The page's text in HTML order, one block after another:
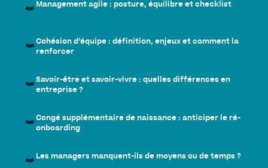
Management agile : posture, équilibre et checklist
Cohésion d’équipe : définition, enjeux et comment la
renforcer
Savoir-être et savoir-vivre : quelles différences en
entreprise ?
Congé supplémentaire de naissance : anticiper le ré-
onboarding
Les managers manquent-ils de moyens ou de temps ?